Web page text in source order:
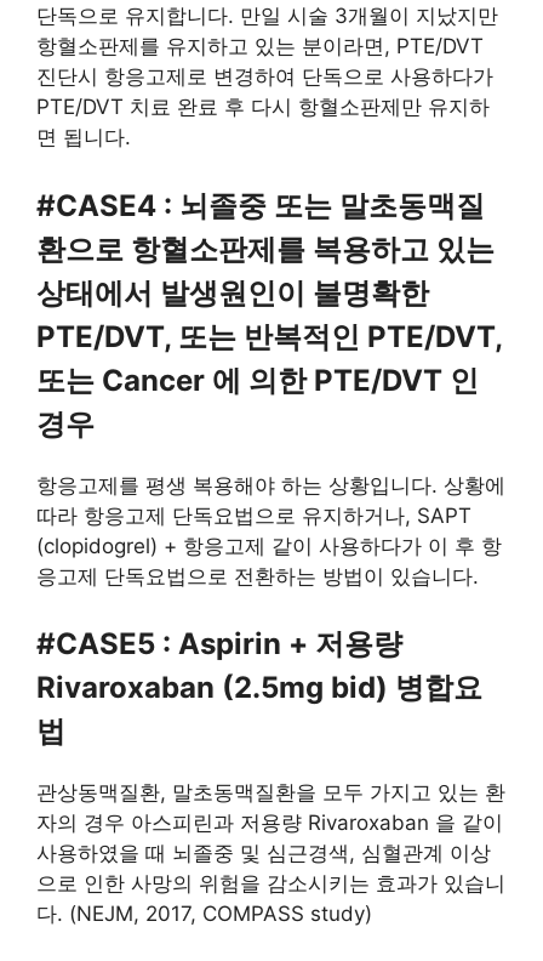
단독으로 유지합니다. 만일 시술 3개월이 지났지만
항혈소판제를 유지하고 있는 분이라면, PTE/DVT
진단시 항응고제로 변경하여 단독으로 사용하다가
PTE/DVT 치료 완료 후 다시 항혈소판제만 유지하
면 됩니다.
#CASE4 : 뇌졸중 또는 말초동맥질
환으로 항혈소판제를 복용하고 있는
상태에서 발생원인이 불명확한
PTE/DVT, 또는 반복적인 PTE/DVT,
또는 Cancer 에 의한 PTE/DVT 인
경우
항응고제를 평생 복용해야 하는 상황입니다. 상황에
따라 항응고제 단독요법으로 유지하거나, SAPT
(clopidogrel) + 항응고제 같이 사용하다가 이 후 항
응고제 단독요법으로 전환하는 방법이 있습니다.
#CASE5 : Aspirin + 저용량
Rivaroxaban (2.5mg bid) 병합요
법
관상동맥질환, 말초동맥질환을 모두 가지고 있는 환
자의 경우 아스피린과 저용량 Rivaroxaban 을 같이
사용하였을 때 뇌졸중 및 심근경색, 심혈관계 이상
으로 인한 사망의 위험을 감소시키는 효과가 있습니
다. (NEJM, 2017, COMPASS study)